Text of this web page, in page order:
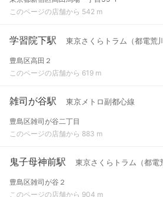
このページの店舗から 542 m
学習院下駅 東京さくらトラム（都電荒
豊島区高田２
このページの店舗から 619 m
雑司が谷駅 東京メトロ副都心線
豊島区雑司が谷二丁目
このページの店舗から 883 m
鬼子母神前駅 東京さくらトラム（都電
豊島区雑司が谷２
このページの店舗から 904 m